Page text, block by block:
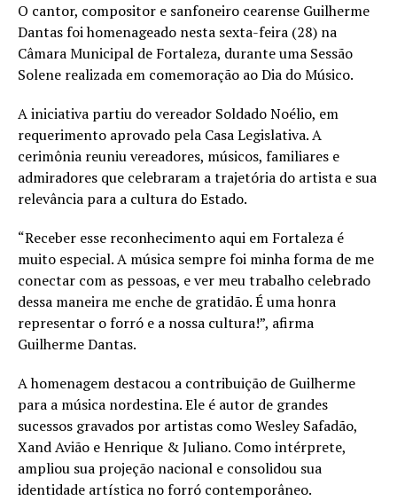
O cantor, compositor e sanfoneiro cearense Guilherme
Dantas foi homenageado nesta sexta-feira (28) na
Câmara Municipal de Fortaleza, durante uma Sessão
Solene realizada em comemoração ao Dia do Músico.
A iniciativa partiu do vereador Soldado Noélio, em
requerimento aprovado pela Casa Legislativa. A
cerimônia reuniu vereadores, músicos, familiares e
admiradores que celebraram a trajetória do artista e sua
relevância para a cultura do Estado.
“Receber esse reconhecimento aqui em Fortaleza é
muito especial. A música sempre foi minha forma de me
conectar com as pessoas, e ver meu trabalho celebrado
dessa maneira me enche de gratidão. É uma honra
representar o forró e a nossa cultura!”, afirma
Guilherme Dantas.
A homenagem destacou a contribuição de Guilherme
para a música nordestina. Ele é autor de grandes
sucessos gravados por artistas como Wesley Safadão,
Xand Avião e Henrique & Juliano. Como intérprete,
ampliou sua projeção nacional e consolidou sua
identidade artística no forró contemporâneo.